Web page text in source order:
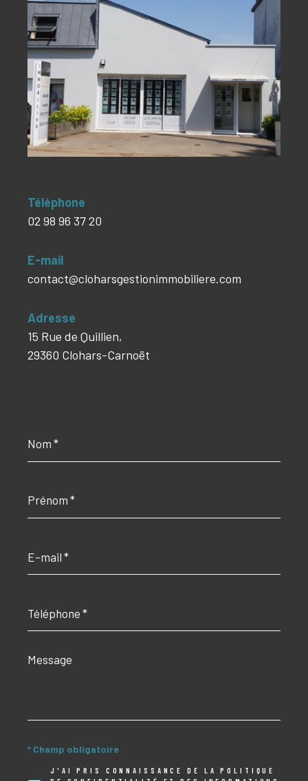
Téléphone
02 98 96 37 20
E-mail
contact@cloharsgestionimmobiliere.com
Adresse
15 Rue de Quillien,
29360 Clohars-Carnoët
*
*
mail
*
*
Message
*
J'AI PRIS CONNAISSANCE DE LA POLITIQUE
* Champ obligatoire